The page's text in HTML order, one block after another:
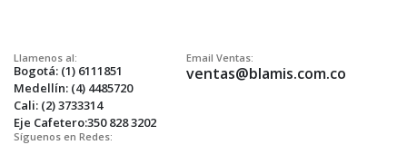
Llamenos al:
Bogotá: (1) 6111851
Medellín: (4) 4485720
Cali: (2) 3733314
Eje Cafetero:350 828 3202
Email Ventas:
ventas@blamis.com.co
Síguenos en Redes: